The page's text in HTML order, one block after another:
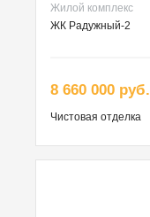
Жилой комплекс
ЖК Радужный-2
8 660 000 руб.
Чистовая отделка